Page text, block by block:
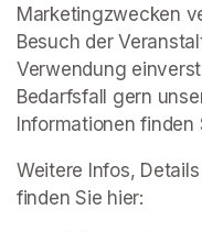
Marketingzwecken
Besuch der
Verwendung
Bedarfsfall gern
Informationen
Weitere Infos,
finden Sie hier: